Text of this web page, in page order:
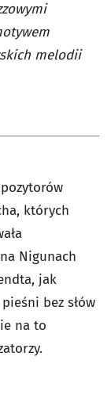
melodii
których
Nigunach
jak
bez słów
na to